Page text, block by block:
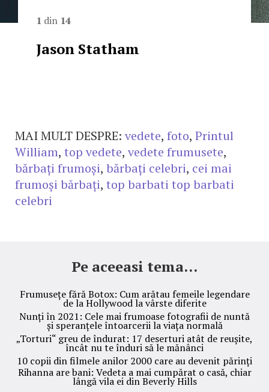
1 din 14
Jason Statham
MAI MULT DESPRE: vedete, foto, Printul
William, top vedete, vedete frumusete,
bărbați frumoși, bărbați celebri, cei mai
frumoși bărbați, top barbati top barbati
celebri
Pe aceeasi tema...
Frumusețe fără Botox: Cum arătau femeile legendare
de la Hollywood la vârste diferite
Nunți în 2021: Cele mai frumoase fotografii de nuntă
și speranțele întoarcerii la viața normală
„Torturi“ greu de îndurat: 17 deserturi atât de reușite,
încât nu te înduri să le mănânci
10 copii din filmele anilor 2000 care au devenit părinți
Rihanna are bani: Vedeta a mai cumpărat o casă, chiar
lângă vila ei din Beverly Hills